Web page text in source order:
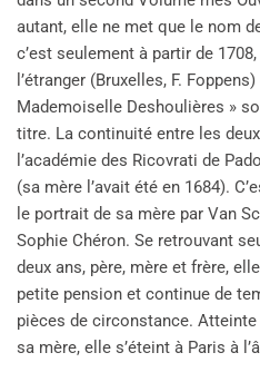
autant, elle ne met que le nom
c’est seulement à partir de
l’étranger (Bruxelles, F.
Mademoiselle Deshoulières »
titre. La continuité entre les
l’académie des Ricovrati de
(sa mère l’avait été en 1684).
le portrait de sa mère par Van
Sophie Chéron. Se retrouvant
deux ans, père, mère et frère,
petite pension et continue de
pièces de circonstance. Atteinte
sa mère, elle s’éteint à Paris à